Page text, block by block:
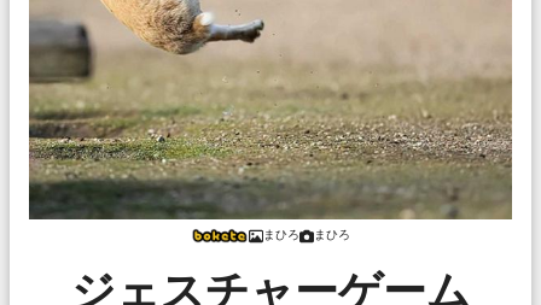
まひろ まひろ
ジェスチャーゲーム